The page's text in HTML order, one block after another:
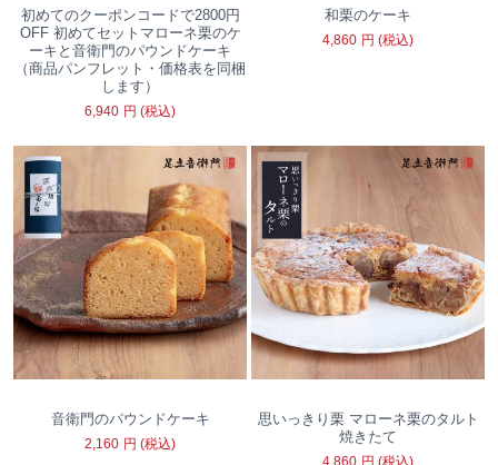
初めてのクーポンコードで2800円
OFF 初めてセットマローネ栗のケ
ーキと音衛門のパウンドケーキ
（商品パンフレット・価格表を同梱
します）
6,940 円 (税込)
和栗のケーキ
4,860 円 (税込)
音衛門のパウンドケーキ
2,160 円 (税込)
思いっきり栗 マローネ栗のタルト
焼きたて
4,860 円 (税込)